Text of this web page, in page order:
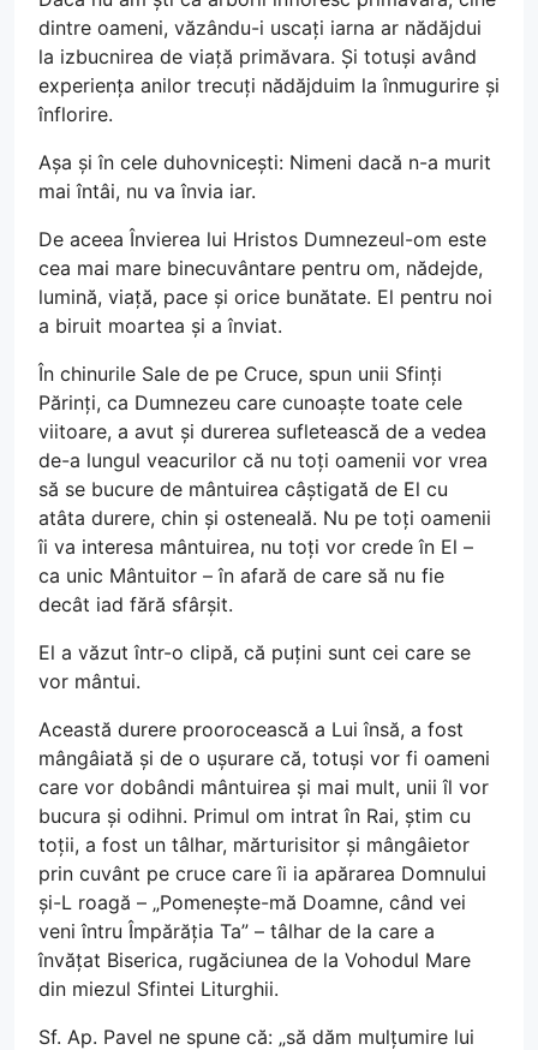
dintre oameni, văzându-i uscați iarna ar nădăjdui
la izbucnirea de viață primăvara. Și totuși având
experiența anilor trecuți nădăjduim la înmugurire și
înflorire.
Așa și în cele duhovnicești: Nimeni dacă n-a murit
mai întâi, nu va învia iar.
De aceea Învierea lui Hristos Dumnezeul-om este
cea mai mare binecuvântare pentru om, nădejde,
lumină, viață, pace și orice bunătate. El pentru noi
a biruit moartea și a înviat.
În chinurile Sale de pe Cruce, spun unii Sfinți
Părinți, ca Dumnezeu care cunoaște toate cele
viitoare, a avut și durerea sufletească de a vedea
de-a lungul veacurilor că nu toți oamenii vor vrea
să se bucure de mântuirea câștigată de El cu
atâta durere, chin și osteneală. Nu pe toți oamenii
îi va interesa mântuirea, nu toți vor crede în El –
ca unic Mântuitor – în afară de care să nu fie
decât iad fără sfârșit.
El a văzut într-o clipă, că puțini sunt cei care se
vor mântui.
Această durere proorocească a Lui însă, a fost
mângâiată și de o ușurare că, totuși vor fi oameni
care vor dobândi mântuirea și mai mult, unii îl vor
bucura și odihni. Primul om intrat în Rai, știm cu
toții, a fost un tâlhar, mărturisitor și mângâietor
prin cuvânt pe cruce care îi ia apărarea Domnului
și-L roagă – „Pomenește-mă Doamne, când vei
veni întru Împărăția Ta” – tâlhar de la care a
învățat Biserica, rugăciunea de la Vohodul Mare
din miezul Sfintei Liturghii.
Sf. Ap. Pavel ne spune că: „să dăm mulțumire lui